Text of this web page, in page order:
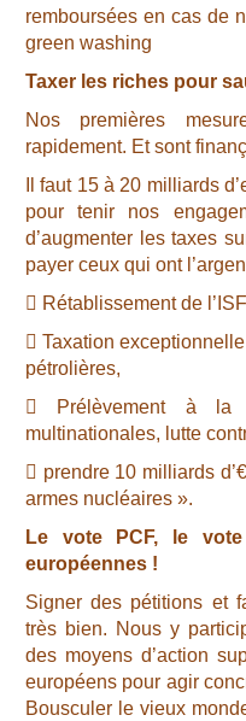
remboursées en cas de
green washing
Taxer les riches pour
Nos premières
rapidement. Et sont
Il faut 15 à 20 milliards
pour tenir nos
d’augmenter les taxes
payer ceux qui ont
 Rétablissement de
 Taxation
pétrolières,
 Prélèvement à la
multinationales, lutte
 prendre 10 milliards
armes nucléaires ».
Le vote PCF, le
européennes !
Signer des pétitions et
très bien. Nous y
des moyens d’action
européens pour agir
Bousculer le vieux